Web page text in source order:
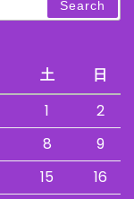
Search
土
日
1
2
8
9
15
16